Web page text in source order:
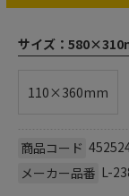
サイズ：
110×360mm
商品コード
メーカー品番 L-